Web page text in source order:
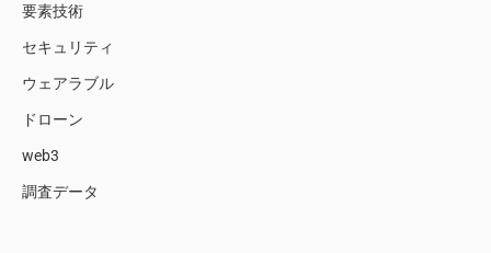
要素技術
セキュリティ
ウェアラブル
ドローン
web3
調査データ